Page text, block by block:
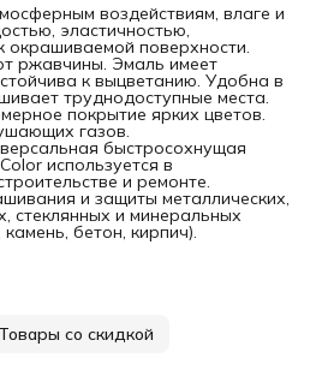
воздействиям, влаге и
эластичностью,
окрашиваемой поверхности.
ржавчины. Эмаль имеет
к выцветанию. Удобна в
труднодоступные места.
покрытие ярких цветов.
газов.
быстросохнущая
используется в
и ремонте.
и защиты металлических,
стеклянных и минеральных
бетон, кирпич).
Товары со скидкой